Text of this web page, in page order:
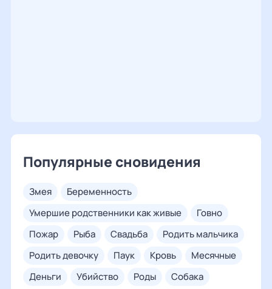
Популярные сновидения
змея
беременность
умершие родственники как живые
говно
пожар
рыба свадьба
родить мальчика
родить девочку
паук кровь
месячные
деньги
убийство роды собака